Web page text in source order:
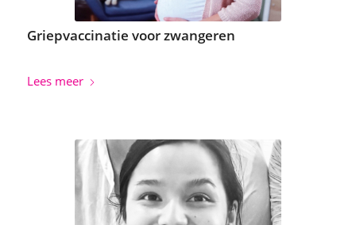
Griepvaccinatie voor zwangeren
Lees meer